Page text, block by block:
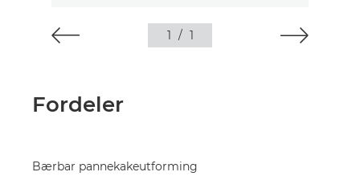
1 / 1
Fordeler
Bærbar pannekakeutforming